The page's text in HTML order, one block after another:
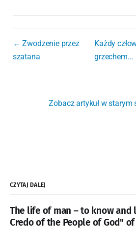
← Zwodzenie przez
szatana
Każdy
Zobacz artykuł w
CZYTAJ DALEJ
The life of man – to know and
Credo of the People of God" of